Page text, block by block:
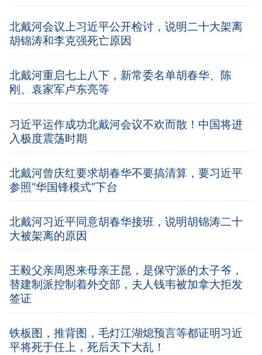
北戴河会议上习近平公开检讨，说明二十大架离
胡锦涛和李克强死亡原因
北戴河重启七上八下，新常委名单胡春华、陈
刚、袁家军卢东亮等
习近平运作成功北戴河会议不欢而散！中国将进
入极度震荡时期
北戴河曾庆红要求胡春华不要搞清算，要习近平
参照“华国锋模式”下台
北戴河习近平同意胡春华接班，说明胡锦涛二十
大被架离的原因
王毅父亲周恩来母亲王昆，是保守派的太子爷，
替建制派控制着外交部，夫人钱韦被加拿大拒发
签证
铁板图，推背图，毛灯江湖熄预言等都证明习近
平将死于任上，死后天下大乱！